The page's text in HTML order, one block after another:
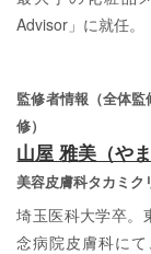
Advisor」に就任。
監修者情報（全体
修）
山屋 雅美（や
美容皮膚科タカミク
埼玉医科大学卒。
念病院皮膚科に